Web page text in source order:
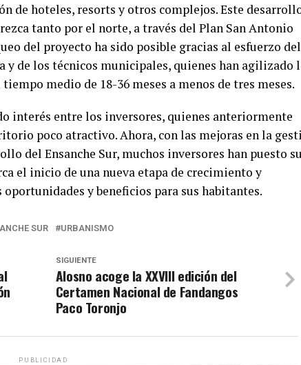
de hoteles, resorts y otros complejos. Este
tanto por el norte, a través del Plan San Antonio
del proyecto ha sido posible gracias al esfuerzo del
y de los técnicos municipales, quienes han agilizado
medio de 18-36 meses a menos de tres meses.
interés entre los inversores, quienes anteriormente
poco atractivo. Ahora, con las mejoras en la
del Ensanche Sur, muchos inversores han puesto su
el inicio de una nueva etapa de crecimiento y
y beneficios para sus habitantes.
SUR URBANISMO
SIGUIENTE
Alosno acoge la XXVIII edición del
Certamen Nacional de Fandangos
Paco Toronjo
PUBLICIDAD